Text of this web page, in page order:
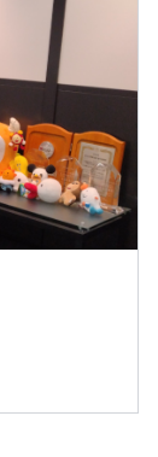
なります。
モート）
各種手当＋賞
各種手当＋賞
を通じて上下
りません）